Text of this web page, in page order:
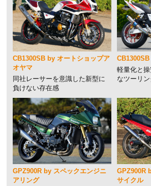
CB1300SB by オートショップア
オヤマ
同社レーサーを意識した新型に
負けない存在感
軽量化と
なツーリ
GPZ900R by スペックエンジニ
アリング
GPZ900R
サイクル